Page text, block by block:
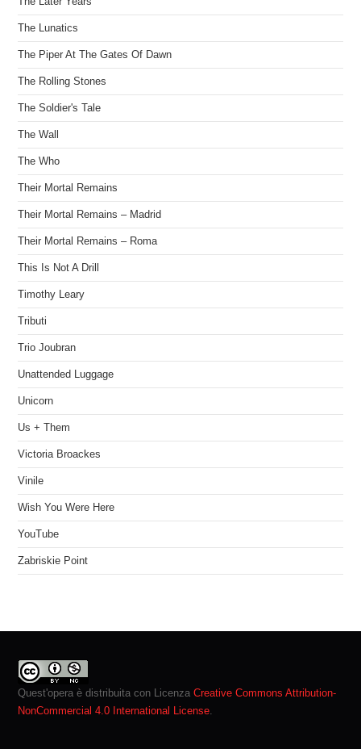
The Lunatics
The Piper At The Gates Of Dawn
The Rolling Stones
The Soldier's Tale
The Wall
The Who
Their Mortal Remains
Their Mortal Remains – Madrid
Their Mortal Remains – Roma
This Is Not A Drill
Timothy Leary
Tributi
Trio Joubran
Unattended Luggage
Unicorn
Us + Them
Victoria Broackes
Vinile
Wish You Were Here
YouTube
Zabriskie Point
Quest'opera è distribuita con LicenzaCreative Commons Attribution-
NonCommercial 4.0 International License.